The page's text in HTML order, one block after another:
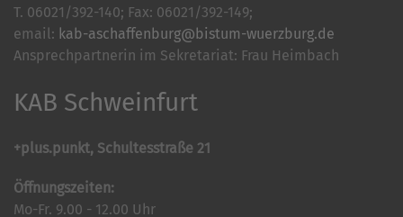
T. 06021/392-140; Fax: 06021/392-149;
email: kab-aschaffenburg@bistum-wuerzburg.de
Ansprechpartnerin im Sekretariat: Frau Heimbach
KAB Schweinfurt
+plus.punkt, Schultesstraße 21
Öffnungszeiten:
Mo-Fr. 9.00 - 12.00 Uhr